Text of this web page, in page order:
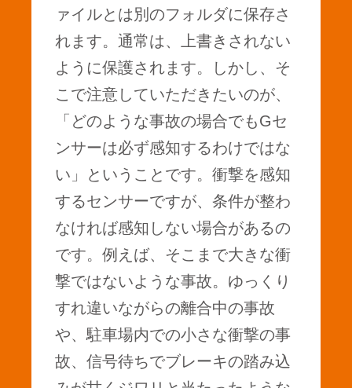
ァイルとは別のフォルダに保存さ
れます。通常は、上書きされない
ように保護されます。しかし、そ
こで注意していただきたいのが、
「どのような事故の場合でもGセ
ンサーは必ず感知するわけではな
い」ということです。衝撃を感知
するセンサーですが、条件が整わ
なければ感知しない場合があるの
です。例えば、そこまで大きな衝
撃ではないような事故。ゆっくり
すれ違いながらの離合中の事故
や、駐車場内での小さな衝撃の事
故、信号待ちでブレーキの踏み込